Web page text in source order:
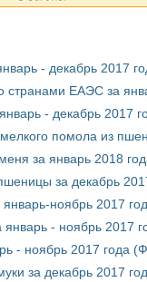
- декабрь 2017
странами ЕАЭС за
- декабрь 2017
помола из
за январь 2018
за декабрь
ноябрь 2017
- ноябрь 2017
- ноябрь 2017 года
за декабрь 2017